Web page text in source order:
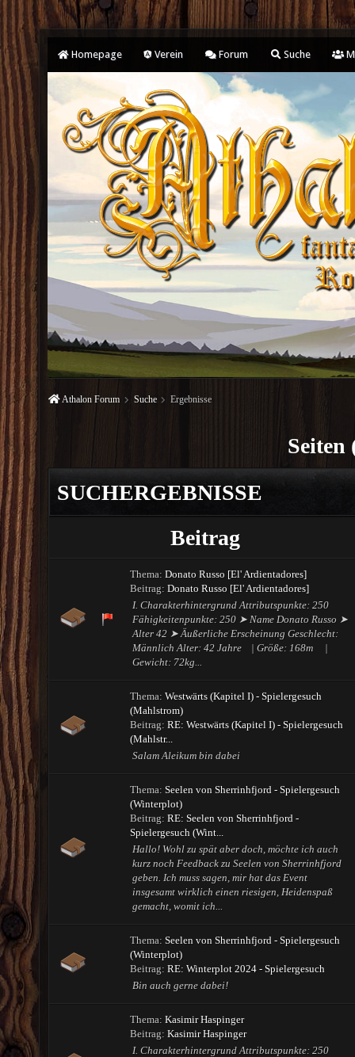
Homepage Verein Forum Suche
Athalon Forum Suche Ergebnisse
Seiten
SUCHERGEBNISSE
Beitrag
Thema: Donato Russo [El' Ardientadores]
Beitrag: Donato Russo [El' Ardientadores]
I. Charakterhintergrund Attributspunkte: 250
Fähigkeitenpunkte: 250 ➤ Name Donato Russo ➤
Alter 42 ➤ Äußerliche Erscheinung Geschlecht:
Männlich Alter: 42 Jahre | Größe: 168m |
Gewicht: 72kg...
Thema: Westwärts (Kapitel I) - Spielergesuch
(Mahlstrom)
Beitrag: RE: Westwärts (Kapitel I) - Spielergesuch
(Mahlstr...
Salam Aleikum bin dabei
Thema: Seelen von Sherrinhfjord - Spielergesuch
(Winterplot)
Beitrag: RE: Seelen von Sherrinhfjord -
Spielergesuch (Wint...
Hallo! Wohl zu spät aber doch, möchte ich auch
kurz noch Feedback zu Seelen von Sherrinhfjord
geben. Ich muss sagen, mir hat das Event
insgesamt wirklich einen riesigen, Heidenspaß
gemacht, womit ich...
Thema: Seelen von Sherrinhfjord - Spielergesuch
(Winterplot)
Beitrag: RE: Winterplot 2024 - Spielergesuch
Bin auch gerne dabei!
Thema: Kasimir Haspinger
Beitrag: Kasimir Haspinger
I. Charakterhintergrund Attributspunkte: 250